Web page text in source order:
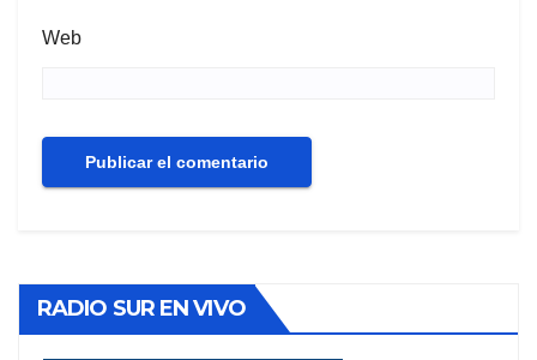
Web
RADIO SUR EN VIVO